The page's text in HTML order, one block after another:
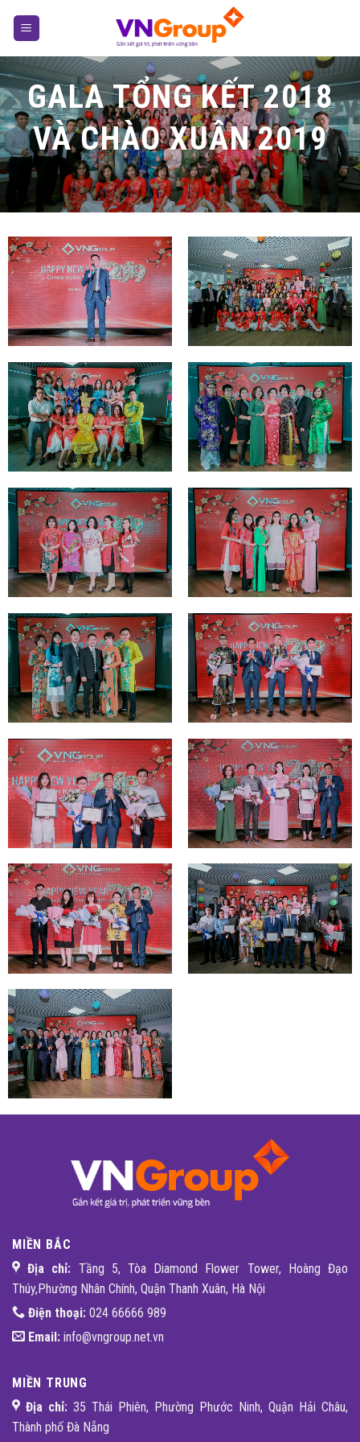
GALA TỔNG KẾT 2018
VÀ CHÀO XUÂN 2019
MIỀN BẮC
Địa chỉ: Tầng 5, Tòa Diamond Flower Tower, Hoàng Đạo
Thúy,Phường Nhân Chính, Quận Thanh Xuân, Hà Nội
Điện thoại: 024 66666 989
Email: info@vngroup.net.vn
MIỀN TRUNG
Địa chỉ: 35 Thái Phiên, Phường Phước Ninh, Quận Hải Châu,
Thành phố Đà Nẵng